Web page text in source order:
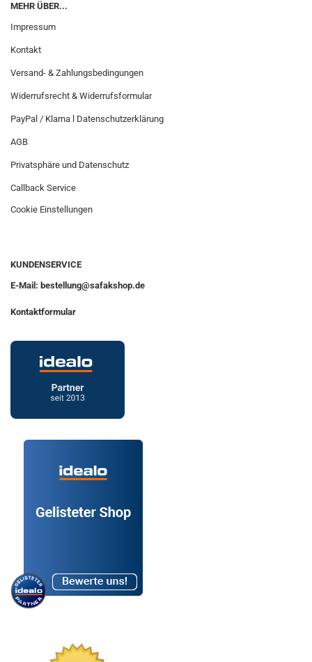
MEHR ÜBER...
Impressum
Kontakt
Versand- & Zahlungsbedingungen
Widerrufsrecht & Widerrufsformular
PayPal / Klarna l Datenschutzerklärung
AGB
Privatsphäre und Datenschutz
Callback Service
Cookie Einstellungen
KUNDENSERVICE
E-Mail: bestellung@safakshop.de
Kontaktformular